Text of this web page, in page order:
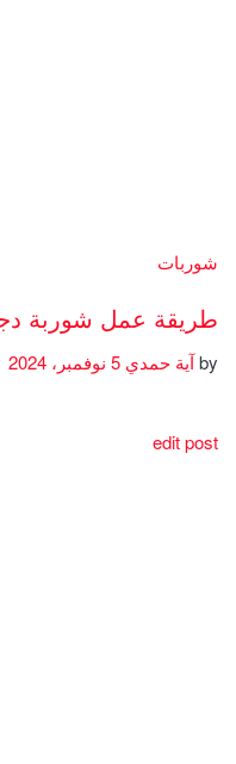
شوربات
طريقة عمل شوربة
byآية حمدي
edit post